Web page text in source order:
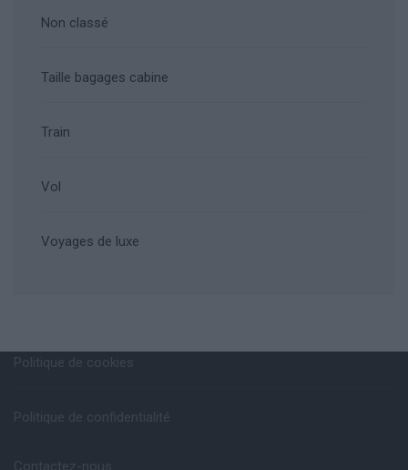
Non classé
Taille bagages cabine
Train
Vol
Voyages de luxe